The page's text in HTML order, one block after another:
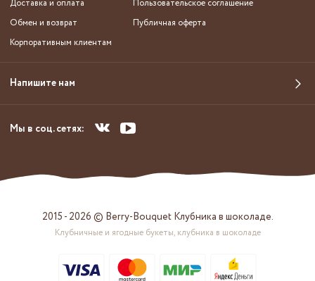
Доставка и оплата
Обмен и возврат
Корпоративным клиентам
Пользовательское соглашение
Публичная оферта
Напишите нам
Мы в соц. сетях:
2015 - 2026 © Berry-Bouquet Клубника в шоколаде.
Клубничные и ягодные букеты, клубника в шоколаде